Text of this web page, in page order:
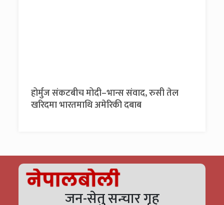
होर्मुज संकटबीच मोदी–भान्स संवाद, रुसी तेल
खरिदमा भारतमाथि अमेरिकी दबाब
जन-सेतु सन्चार गृह